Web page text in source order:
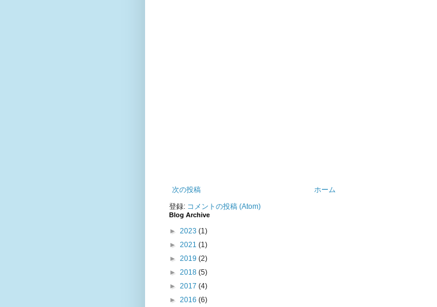
次の投稿
ホーム
登録: コメントの投稿 (Atom)
Blog Archive
► 2023 (1)
► 2021 (1)
► 2019 (2)
► 2018 (5)
► 2017 (4)
► 2016 (6)